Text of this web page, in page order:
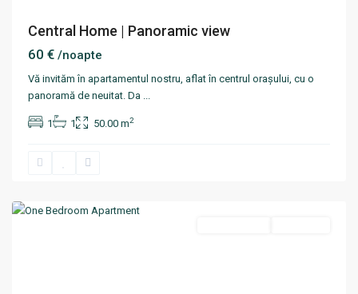
Central Home | Panoramic view
60 € /noapte
Vă invităm în apartamentul nostru, aflat în centrul orașului, cu o
panoramă de neuitat. Da ...
1 1 50.00 m2
Centru